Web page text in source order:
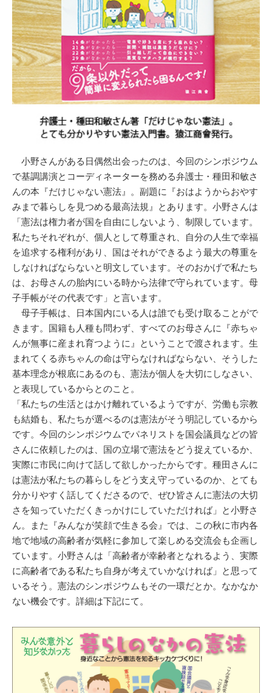
小野さんがある日偶然出会ったのは、今回のシンポジウム
で基調講演とコーディネーターを務める弁護士・種田和敏さ
んの本『だけじゃない憲法』。副題に『おはようからおやす
みまで暮らしを見つめる最高法規』とあります。小野さんは
「憲法は権力者が国を自由にしないよう、制限しています。
私たちそれぞれが、個人として尊重され、自分の人生で幸福
を追求する権利があり、国はそれができるよう最大の尊重を
しなければならないと明文しています。そのおかげで私たち
は、お母さんの胎内にいる時から法律で守られています。母
子手帳がその代表です」と言います。
母子手帳は、日本国内にいる人は誰でも受け取ることがで
きます。国籍も人種も問わず、すべてのお母さんに『赤ちゃ
んが無事に産まれ育つように』ということで渡されます。生
まれてくる赤ちゃんの命は守らなければならない、そうした
基本理念が根底にあるのも、憲法が個人を大切にしなさい、
と表現しているからとのこと。
「私たちの生活とはかけ離れているようですが、労働も宗教
も結婚も、私たちが選べるのは憲法がそう明記しているから
です。今回のシンポジウムでパネリストを国会議員などの皆
さんに依頼したのは、国の立場で憲法をどう捉えているか、
実際に市民に向けて話して欲しかったからです。種田さんに
は憲法が私たちの暮らしをどう支え守っているのか、とても
分かりやすく話してくださるので、ぜひ皆さんに憲法の大切
さを知っていただくきっかけにしていただければ」と小野さ
ん。また『みんなが笑顔で生きる会』では、この秋に市内各
地で地域の高齢者が気軽に参加して楽しめる交流会も企画し
ています。小野さんは「高齢者が幸齢者となれるよう、実際
に高齢者である私たち自身が考えていかなければ」と思って
いるそう。憲法のシンポジウムもその一環だとか。なかなか
ない機会です。詳細は下記にて。